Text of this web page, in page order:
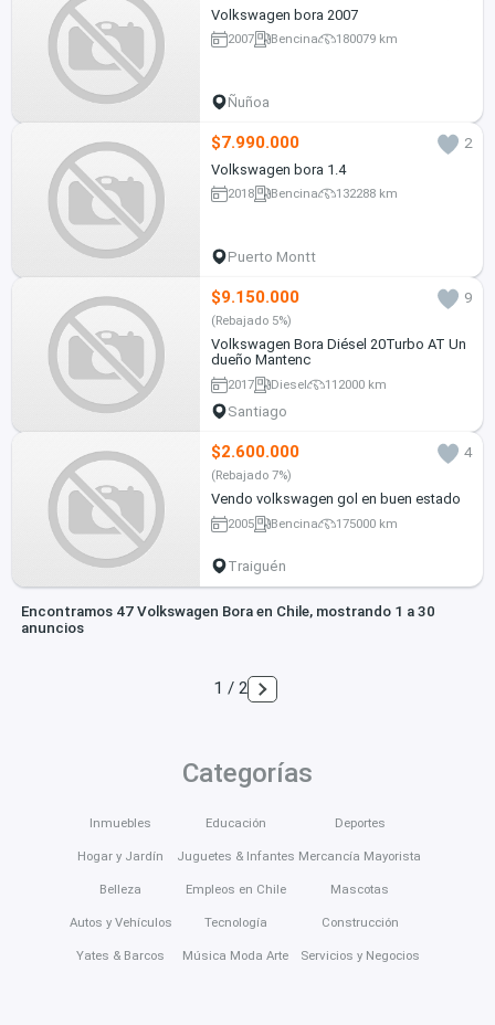
Volkswagen bora 2007
2007 Bencina 180079 km
Ñuñoa
$7.990.000
2
Volkswagen bora 1.4
2018 Bencina 132288 km
Puerto Montt
$9.150.000 9
(Rebajado 5%)
Volkswagen Bora Diésel 20Turbo AT Un
dueño Mantenc
2017 Diesel 112000 km
Santiago
$2.600.000 4
(Rebajado 7%)
Vendo volkswagen gol en buen estado
2005 Bencina 175000 km
Traiguén
Encontramos 47 Volkswagen Bora en Chile, mostrando 1 a 30
anuncios
1 / 2
Categorías
Inmuebles
Hogar y Jardín
Belleza
Autos y Vehículos
Yates & Barcos
Educación
Juguetes & Infantes
Empleos en Chile
Tecnología
Música Moda Arte
Deportes
Mercancía Mayorista
Mascotas
Construcción
Servicios y Negocios